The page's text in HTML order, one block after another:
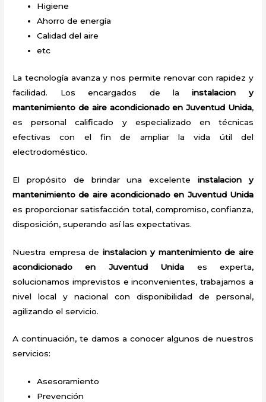
Higiene
Ahorro de energía
Calidad del aire
etc
La tecnología avanza y nos permite renovar con rapidez y
facilidad. Los encargados de lainstalacion y
mantenimiento de aire acondicionado en Juventud Unida,
es personal calificado y especializado en técnicas
efectivas con el fin de ampliar la vida útil del
electrodoméstico.
El propósito de brindar una excelenteinstalacion y
mantenimiento de aire acondicionado en Juventud Unida
es proporcionar satisfacción total, compromiso, confianza,
disposición, superando así las expectativas.
Nuestra empresa deinstalacion y mantenimiento de aire
acondicionado en Juventud Unida es experta,
solucionamos imprevistos e inconvenientes, trabajamos a
nivel local y nacional con disponibilidad de personal,
agilizando el servicio.
A continuación, te damos a conocer algunos de nuestros
servicios:
Asesoramiento
Prevención